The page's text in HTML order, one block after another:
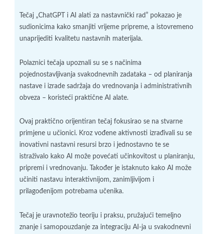
Tečaj „ChatGPT i AI alati za nastavnički rad” pokazao je
sudionicima kako smanjiti vrijeme pripreme, a istovremeno
unaprijediti kvalitetu nastavnih materijala.
Polaznici tečaja upoznali su se s načinima
pojednostavljivanja svakodnevnih zadataka – od planiranja
nastave i izrade sadržaja do vrednovanja i administrativnih
obveza – koristeći praktične AI alate.
Ovaj praktično orijentiran tečaj fokusirao se na stvarne
primjene u učionici. Kroz vođene aktivnosti izrađivali su se
inovativni nastavni resursi brzo i jednostavno te se
istraživalo kako AI može povećati učinkovitost u planiranju,
pripremi i vrednovanju. Također je istaknuto kako AI može
učiniti nastavu interaktivnijom, zanimljivijom i
prilagođenijom potrebama učenika.
Tečaj je uravnotežio teoriju i praksu, pružajući temeljno
znanje i samopouzdanje za integraciju AI-ja u svakodnevni